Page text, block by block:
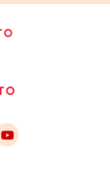
instagram
Link to youtube